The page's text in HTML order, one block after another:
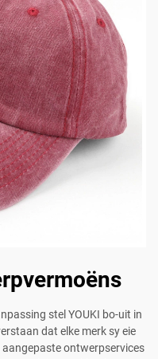
stel YOUKI bo-uit in
dat elke merk sy eie
ontwerpservices